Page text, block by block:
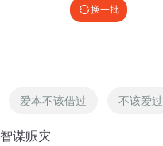
换一批
爱本不该借过 不该爱过
智谋赈灾